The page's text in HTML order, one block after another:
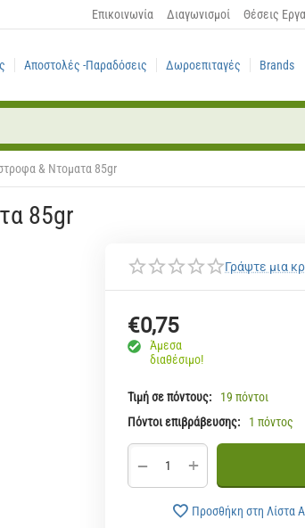
Επικοινωνία Διαγωνισμοί Θέσεις
Αποστολές -Παραδόσεις Δωροεπιταγές Brands
& Ντοματα 85gr
85gr
Γράψτε μια
€0,75
Άμεσα
διαθέσιμο!
Τιμή σε πόντους:
19 πόντοι
Πόντοι επιβράβευσης:
1 πόντος
+
−
Προσθήκη στη Λίστα